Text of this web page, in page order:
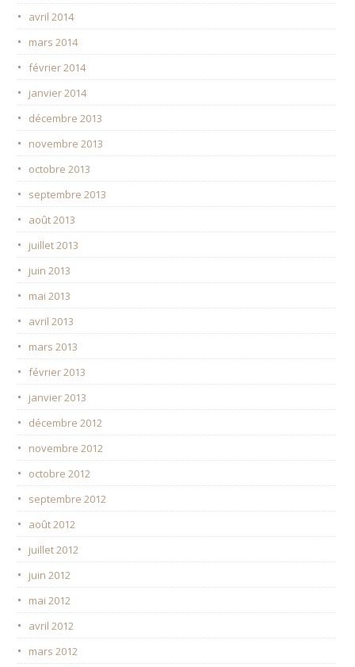
avril 2014
mars 2014
février 2014
janvier 2014
décembre 2013
novembre 2013
octobre 2013
septembre 2013
août 2013
juillet 2013
juin 2013
mai 2013
avril 2013
mars 2013
février 2013
janvier 2013
décembre 2012
novembre 2012
octobre 2012
septembre 2012
août 2012
juillet 2012
juin 2012
mai 2012
avril 2012
mars 2012